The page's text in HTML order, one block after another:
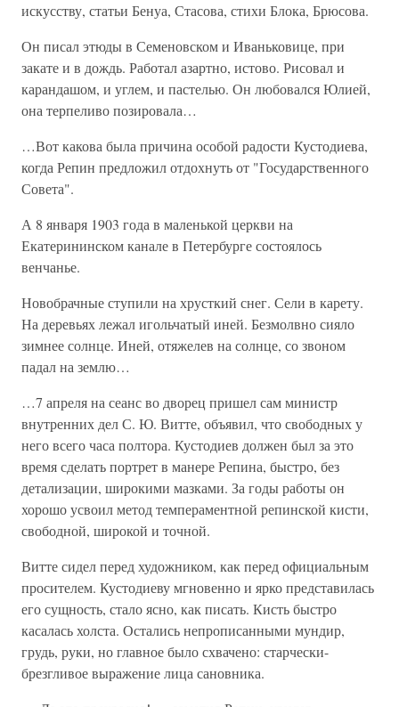
искусству, статьи Бенуа, Стасова, стихи Блока, Брюсова.
Он писал этюды в Семеновском и Иваньковице, при
закате и в дождь. Работал азартно, истово. Рисовал и
карандашом, и углем, и пастелью. Он любовался Юлией,
она терпеливо позировала…
…Вот какова была причина особой радости Кустодиева,
когда Репин предложил отдохнуть от "Государственного
Совета".
А 8 января 1903 года в маленькой церкви на
Екатерининском канале в Петербурге состоялось
венчанье.
Новобрачные ступили на хрусткий снег. Сели в карету.
На деревьях лежал игольчатый иней. Безмолвно сияло
зимнее солнце. Иней, отяжелев на солнце, со звоном
падал на землю…
…7 апреля на сеанс во дворец пришел сам министр
внутренних дел С. Ю. Витте, объявил, что свободных у
него всего часа полтора. Кустодиев должен был за это
время сделать портрет в манере Репина, быстро, без
детализации, широкими мазками. За годы работы он
хорошо усвоил метод темпераментной репинской кисти,
свободной, широкой и точной.
Витте сидел перед художником, как перед официальным
просителем. Кустодиеву мгновенно и ярко представилась
его сущность, стало ясно, как писать. Кисть быстро
касалась холста. Остались непрописанными мундир,
грудь, руки, но главное было схвачено: старчески-
брезгливое выражение лица сановника.